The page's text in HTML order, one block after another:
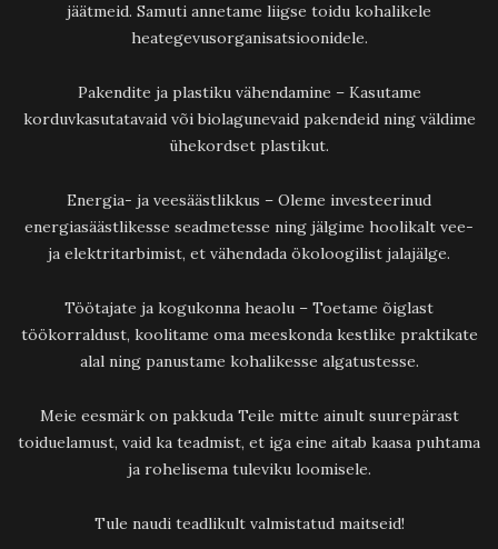
jäätmeid. Samuti annetame liigse toidu kohalikele
heategevusorganisatsioonidele.
Pakendite ja plastiku vähendamine – Kasutame
korduvkasutatavaid või biolagunevaid pakendeid ning väldime
ühekordset plastikut.
Energia- ja veesäästlikkus – Oleme investeerinud
energiasäästlikesse seadmetesse ning jälgime hoolikalt vee-
ja elektritarbimist, et vähendada ökoloogilist jalajälge.
Töötajate ja kogukonna heaolu – Toetame õiglast
töökorraldust, koolitame oma meeskonda kestlike praktikate
alal ning panustame kohalikesse algatustesse.
Meie eesmärk on pakkuda Teile mitte ainult suurepärast
toiduelamust, vaid ka teadmist, et iga eine aitab kaasa puhtama
ja rohelisema tuleviku loomisele.
Tule naudi teadlikult valmistatud maitseid!